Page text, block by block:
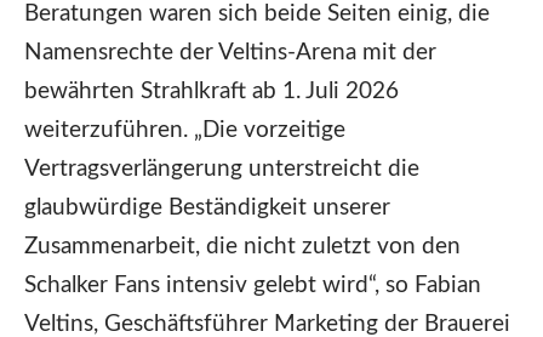
Beratungen waren sich beide Seiten einig, die
Namensrechte der Veltins-Arena mit der
bewährten Strahlkraft ab 1. Juli 2026
weiterzuführen. „Die vorzeitige
Vertragsverlängerung unterstreicht die
glaubwürdige Beständigkeit unserer
Zusammenarbeit, die nicht zuletzt von den
Schalker Fans intensiv gelebt wird“, so Fabian
Veltins, Geschäftsführer Marketing der Brauerei